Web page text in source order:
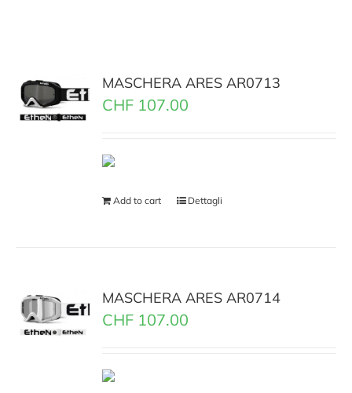
MASCHERA ARES AR0713
CHF 107.00
Add to cart Dettagli
MASCHERA ARES AR0714
CHF 107.00